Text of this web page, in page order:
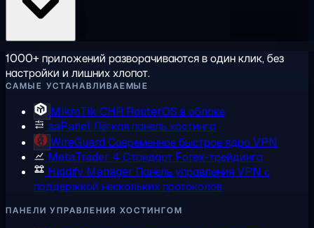
1000+ приложений разворачиваются в один клик, без
настройки и лишних хлопот.
САМЫЕ УСТАНАВЛИВАЕМЫЕ
MikroTik CHR RouterOS в облаке
aaPanelЛёгкая панель хостинга
WireGuard Современное быстрое ядро VPN
MetaTrader 4 Стандарт Forex-трейдинга
Hiddify Manager Панель управления VPN с
поддержкой нескольких протоколов
ПАНЕЛИ УПРАВЛЕНИЯ ХОСТИНГОМ